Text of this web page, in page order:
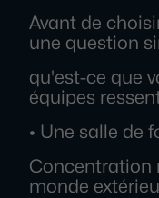
Avant de
une question
qu'est-ce que
équipes
• Une salle de
Concentration
monde